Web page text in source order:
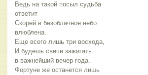
Ведь на такой посыл судьба
ответит
Скорей в безоблачное небо
влюблена.
Еще всего лишь три восхода,
И будешь свечи зажигать
в важнейший вечер года.
Фортуне же останется лишь